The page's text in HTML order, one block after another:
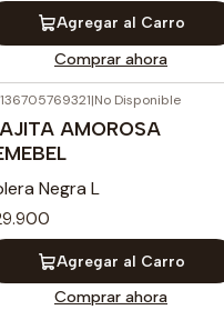
Agregar al Carro
Comprar ahora
|No Disponible
AMOROSA
Negra L
Agregar al Carro
Comprar ahora